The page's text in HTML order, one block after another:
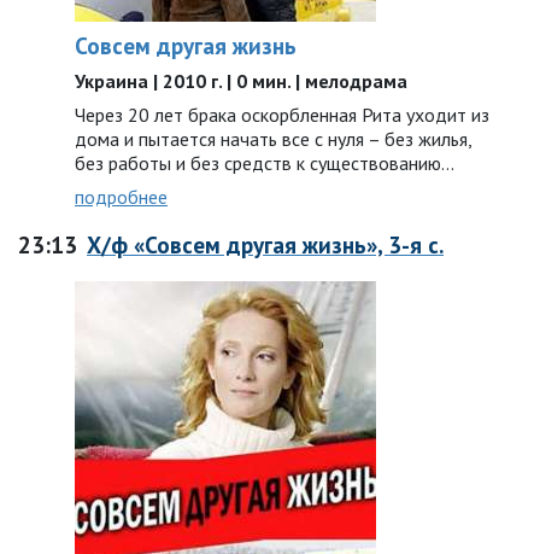
Совсем другая жизнь
Украина | 2010 г. | 0 мин. | мелодрама
Через 20 лет брака оскорбленная Рита уходит из
дома и пытается начать все с нуля – без жилья,
без работы и без средств к существованию...
подробнее
23:13 Х/ф «Совсем другая жизнь», 3-я с.